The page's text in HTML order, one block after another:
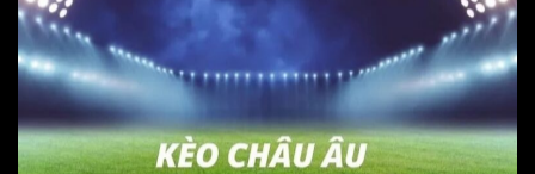
Kèo Châu Âu Là Gì? Mẹo Chinh Phục Kèo Tại 33win